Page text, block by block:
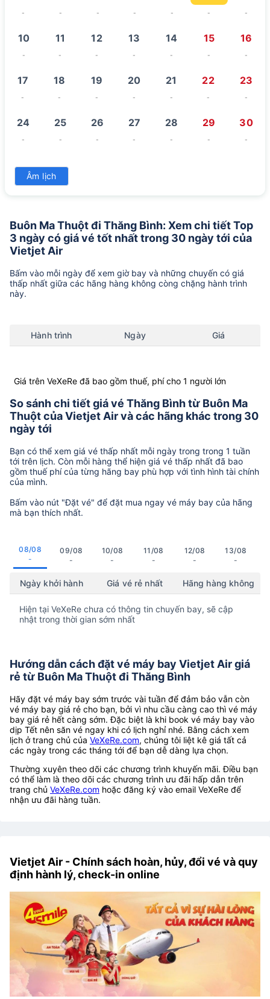
- - - - - - -
10
-
11
-
12
-
13
-
14
-
15
-
16
-
17
-
18
-
19
-
20
-
21
-
22
-
23
-
24
-
25
-
26
-
27
-
28
-
29
-
30
-
31
Âm lịch
Buôn Ma Thuột đi Thăng Bình: Xem chi tiết Top
3 ngày có giá vé tốt nhất trong 30 ngày tới của
Vietjet Air
Bấm vào mỗi ngày để xem giờ bay và những chuyến có giá
thấp nhất giữa các hãng hàng không còng chặng hành trình
này.
Hành trình Ngày Giá
Giá trên VeXeRe đã bao gồm thuế, phí cho 1 người lớn
So sánh chi tiết giá vé Thăng Bình từ Buôn Ma
Thuột của Vietjet Air và các hãng khác trong 30
ngày tới
Bạn có thể xem giá vé thấp nhất mỗi ngày trong trong 1 tuần
tới trên lịch. Còn mỗi hàng thể hiện giá vé thấp nhất đã bao
gồm thuế phí của từng hãng bay phù hợp với tình hình tài chính
của mình.
Bấm vào nút "Đặt vé" để đặt mua ngay vé máy bay của hãng
mà bạn thích nhất.
08/08
-
09/08
-
10/08
-
11/08
-
12/08
-
13/08
-
Ngày khởi hành Giá vé rẻ nhất Hãng hàng không
Hiện tại VeXeRe chưa có thông tin chuyến bay, sẽ cập
nhật trong thời gian sớm nhất
Hướng dẫn cách đặt vé máy bay Vietjet Air giá
rẻ từ Buôn Ma Thuột đi Thăng Bình
Hãy đặt vé máy bay sớm trước vài tuần để đảm bảo vẫn còn
vé máy bay giá rẻ cho bạn, bởi vì nhu cầu càng cao thì vé máy
bay giá rẻ hết càng sớm. Đặc biệt là khi book vé máy bay vào
dịp Tết nên săn vé ngay khi có lịch nghỉ nhé. Bằng cách xem
lịch ở trang chủ của VeXeRe.com, chúng tôi liệt kê giá tất cả
các ngày trong các tháng tới để bạn dễ dàng lựa chọn.
Thường xuyên theo dõi các chương trình khuyến mãi. Điều bạn
có thể làm là theo dõi các chương trình ưu đãi hấp dẫn trên
trang chủ VeXeRe.com hoặc đăng ký vào email VeXeRe để
nhận ưu đãi hàng tuần.
Vietjet Air - Chính sách hoàn, hủy, đổi vé và quy
định hành lý, check-in online